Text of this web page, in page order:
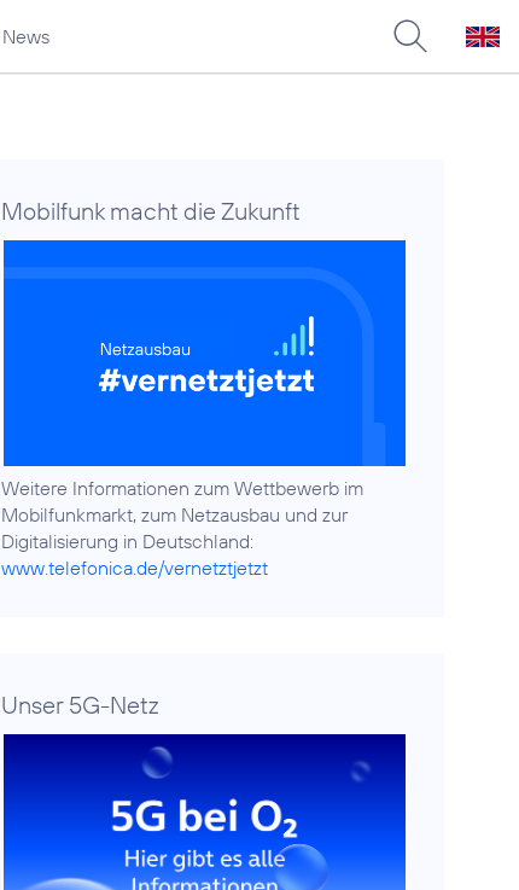
News
Mobilfunk macht die Zukunft
Weitere Informationen zum Wettbewerb im
Mobilfunkmarkt, zum Netzausbau und zur
Digitalisierung in Deutschland:
www.telefonica.de/vernetztjetzt
Unser 5G-Netz